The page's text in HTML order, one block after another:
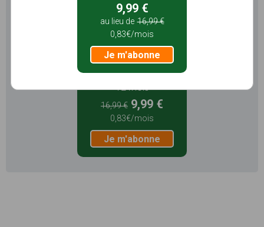
5,99 €
1,99€/mois
Je m'abonne
12 mois
16,99 € 9,99 €
0,83€/mois
Je m'abonne
9,99 €
au lieu de 16,99 €
0,83€/mois
Je m'abonne